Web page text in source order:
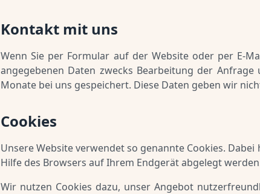
Kontakt mit uns
Wenn Sie per Formular auf der Website oder per E-
angegebenen Daten zwecks Bearbeitung der
Monate bei uns gespeichert. Diese Daten geben wir
Cookies
Unsere Website verwendet so genannte Cookies.
Hilfe des Browsers auf Ihrem Endgerät abgelegt
Wir nutzen Cookies dazu, unser Angebot